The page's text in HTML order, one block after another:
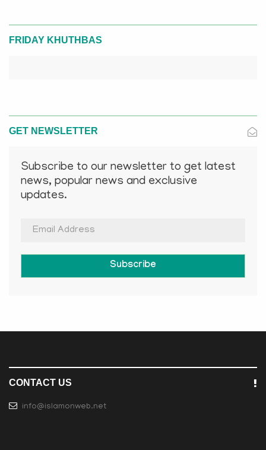
FRIDAY KHUTHBAS
GET NEWSLETTER
Subscribe to our newsletter to get latest
news, popular news and exclusive
updates.
Subscribe
CONTACT US
info@islamonweb.net